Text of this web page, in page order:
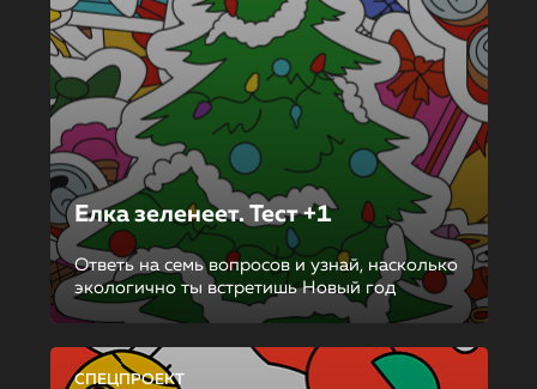
Елка зеленеет. Тест +1
Ответь на семь вопросов и узнай, насколько
экологично ты встретишь Новый год
СПЕЦПРОЕКТ